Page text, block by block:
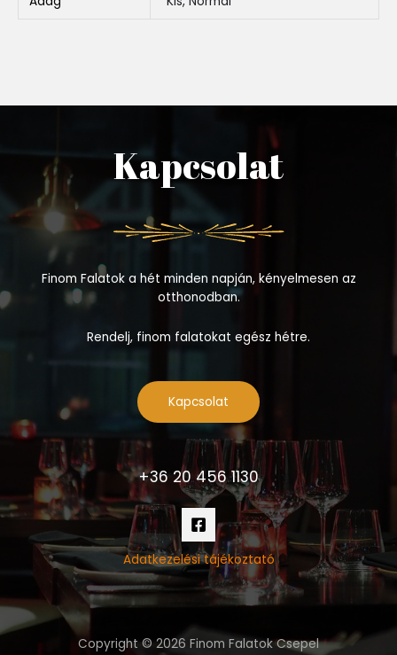
Kapcsolat
Finom Falatok a hét minden napján, kényelmesen az
otthonodban.
Rendelj, finom falatokat egész hétre.
Kapcsolat
+36 20 456 1130
Adatkezelési tájékoztató
Copyright © 2026 Finom Falatok Csepel